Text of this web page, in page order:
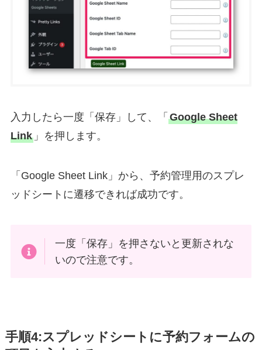
入力したら一度「保存」して、「 Google Sheet
Link」を押します。
「Google Sheet Link」から、予約管理用のスプレ
ッドシートに遷移できれば成功です。
一度「保存」を押さないと更新されな
いので注意です。
手順4:スプレッドシートに予約フォームの